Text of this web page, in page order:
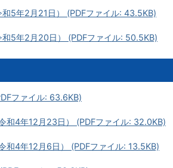
5年2月21日） (PDFファイル: 43.5KB)
5年2月20日） (PDFファイル: 50.5KB)
ファイル: 63.6KB)
和4年12月23日） (PDFファイル: 32.0KB)
和4年12月6日） (PDFファイル: 13.5KB)